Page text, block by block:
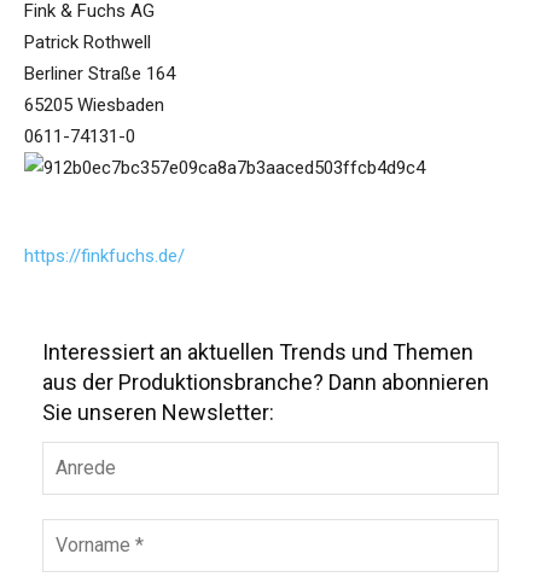
Fink & Fuchs AG
Patrick Rothwell
Berliner Straße 164
65205 Wiesbaden
0611-74131-0
https://finkfuchs.de/
Interessiert an aktuellen Trends und Themen
aus der Produktionsbranche? Dann abonnieren
Sie unseren Newsletter: